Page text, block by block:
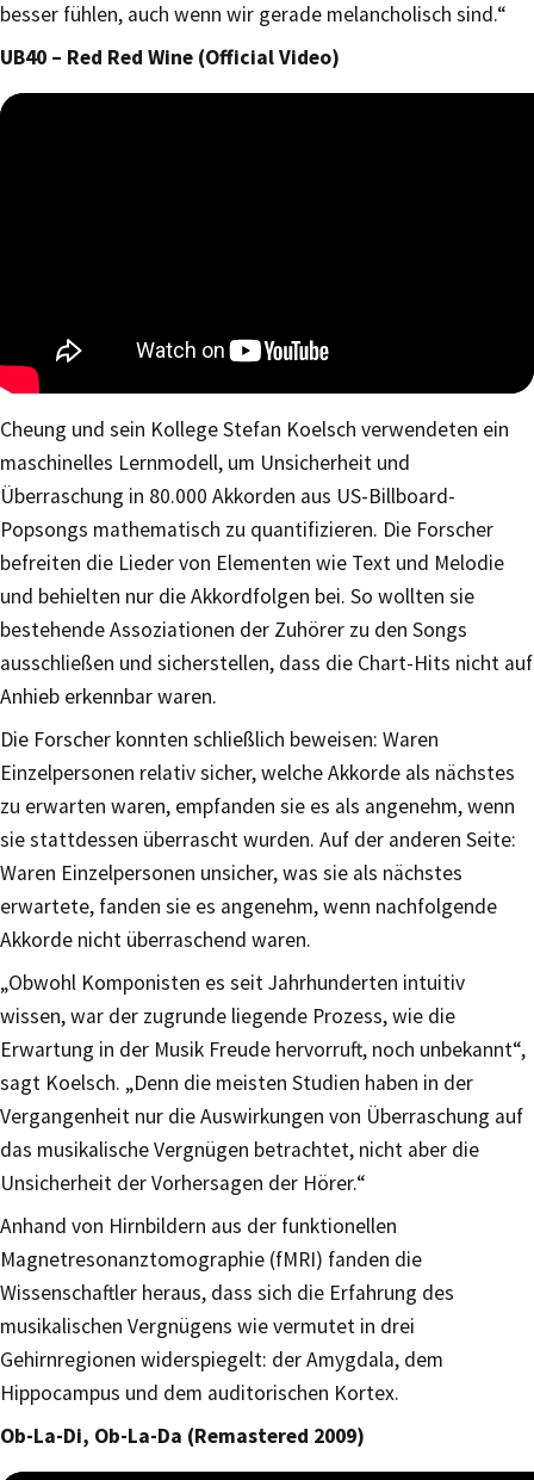
besser fühlen, auch wenn wir gerade melancholisch sind.“
UB40 – Red Red Wine (Official Video)
Cheung und sein Kollege Stefan Koelsch verwendeten ein
maschinelles Lernmodell, um Unsicherheit und
Überraschung in 80.000 Akkorden aus US-Billboard-
Popsongs mathematisch zu quantifizieren. Die Forscher
befreiten die Lieder von Elementen wie Text und Melodie
und behielten nur die Akkordfolgen bei. So wollten sie
bestehende Assoziationen der Zuhörer zu den Songs
ausschließen und sicherstellen, dass die Chart-Hits nicht auf
Anhieb erkennbar waren.
Die Forscher konnten schließlich beweisen: Waren
Einzelpersonen relativ sicher, welche Akkorde als nächstes
zu erwarten waren, empfanden sie es als angenehm, wenn
sie stattdessen überrascht wurden. Auf der anderen Seite:
Waren Einzelpersonen unsicher, was sie als nächstes
erwartete, fanden sie es angenehm, wenn nachfolgende
Akkorde nicht überraschend waren.
„Obwohl Komponisten es seit Jahrhunderten intuitiv
wissen, war der zugrunde liegende Prozess, wie die
Erwartung in der Musik Freude hervorruft, noch unbekannt“,
sagt Koelsch. „Denn die meisten Studien haben in der
Vergangenheit nur die Auswirkungen von Überraschung auf
das musikalische Vergnügen betrachtet, nicht aber die
Unsicherheit der Vorhersagen der Hörer.“
Anhand von Hirnbildern aus der funktionellen
Magnetresonanztomographie (fMRI) fanden die
Wissenschaftler heraus, dass sich die Erfahrung des
musikalischen Vergnügens wie vermutet in drei
Gehirnregionen widerspiegelt: der Amygdala, dem
Hippocampus und dem auditorischen Kortex.
Ob-La-Di, Ob-La-Da (Remastered 2009)